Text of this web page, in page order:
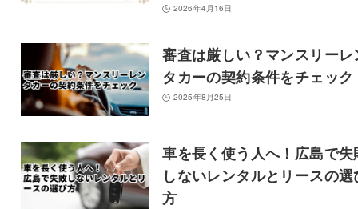
2026年4月16日
審査は厳しい？マンスリーレ
タカーの契約条件をチェック
2025年8月25日
車を長く使う人へ！広島で失
しないレンタルとリースの選
方